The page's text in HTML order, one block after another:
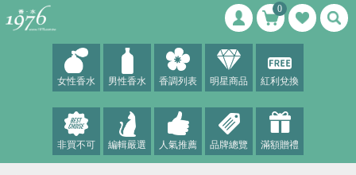
0
女性香水 男性香水 香調列表 明星商品 紅利兌換
非買不可 編輯嚴選 人氣推薦 品牌總覽 滿額贈禮